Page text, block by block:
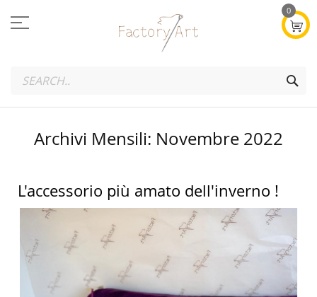
al
contenuto
0
Archivi Mensili: Novembre 2022
L'accessorio più amato dell'inverno !